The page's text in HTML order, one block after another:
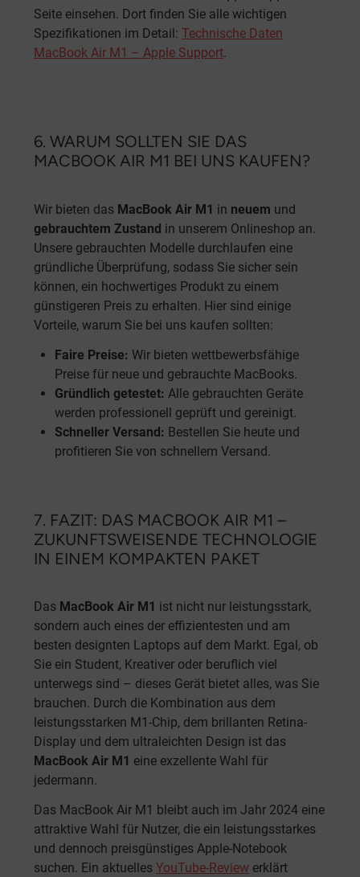
Seite einsehen. Dort finden Sie alle wichtigen
Spezifikationen im Detail: Technische Daten
MacBook Air M1 – Apple Support.
6. WARUM SOLLTEN SIE DAS
MACBOOK AIR M1 BEI UNS KAUFEN?
Wir bieten das MacBook Air M1 in neuem und
gebrauchtem Zustand in unserem Onlineshop an.
Unsere gebrauchten Modelle durchlaufen eine
gründliche Überprüfung, sodass Sie sicher sein
können, ein hochwertiges Produkt zu einem
günstigeren Preis zu erhalten. Hier sind einige
Vorteile, warum Sie bei uns kaufen sollten:
Faire Preise: Wir bieten wettbewerbsfähige
Preise für neue und gebrauchte MacBooks.
Gründlich getestet: Alle gebrauchten Geräte
werden professionell geprüft und gereinigt.
Schneller Versand: Bestellen Sie heute und
profitieren Sie von schnellem Versand.
7. FAZIT: DAS MACBOOK AIR M1 –
ZUKUNFTSWEISENDE TECHNOLOGIE
IN EINEM KOMPAKTEN PAKET
Das MacBook Air M1 ist nicht nur leistungsstark,
sondern auch eines der effizientesten und am
besten designten Laptops auf dem Markt. Egal, ob
Sie ein Student, Kreativer oder beruflich viel
unterwegs sind – dieses Gerät bietet alles, was Sie
brauchen. Durch die Kombination aus dem
leistungsstarken M1-Chip, dem brillanten Retina-
Display und dem ultraleichten Design ist das
MacBook Air M1 eine exzellente Wahl für
jedermann.
Das MacBook Air M1 bleibt auch im Jahr 2024 eine
attraktive Wahl für Nutzer, die ein leistungsstarkes
und dennoch preisgünstiges Apple-Notebook
suchen. Ein aktuelles YouTube-Review erklärt